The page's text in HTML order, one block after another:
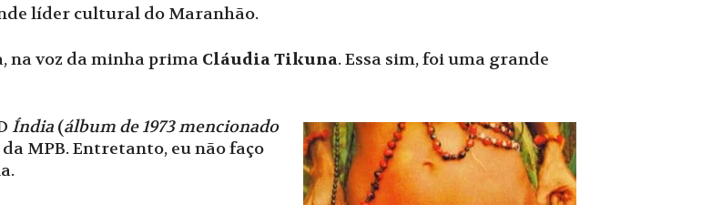
líder cultural do Maranhão.
na voz da minha prima Cláudia Tikuna. Essa sim, foi uma grande
Índia (álbum de 1973 mencionado
MPB. Entretanto, eu não faço